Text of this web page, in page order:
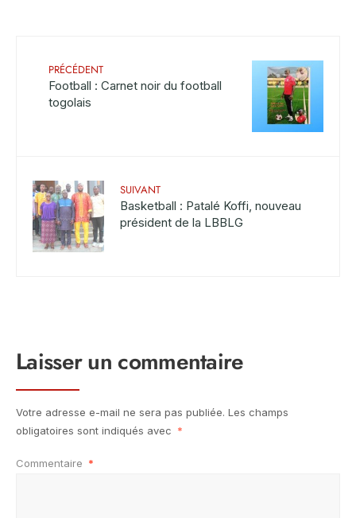
PRÉCÉDENT
Football : Carnet noir du football
togolais
SUIVANT
Basketball : Patalé Koffi, nouveau
président de la LBBLG
Laisser un commentaire
Votre adresse e-mail ne sera pas publiée. Les champs
obligatoires sont indiqués avec *
Commentaire *